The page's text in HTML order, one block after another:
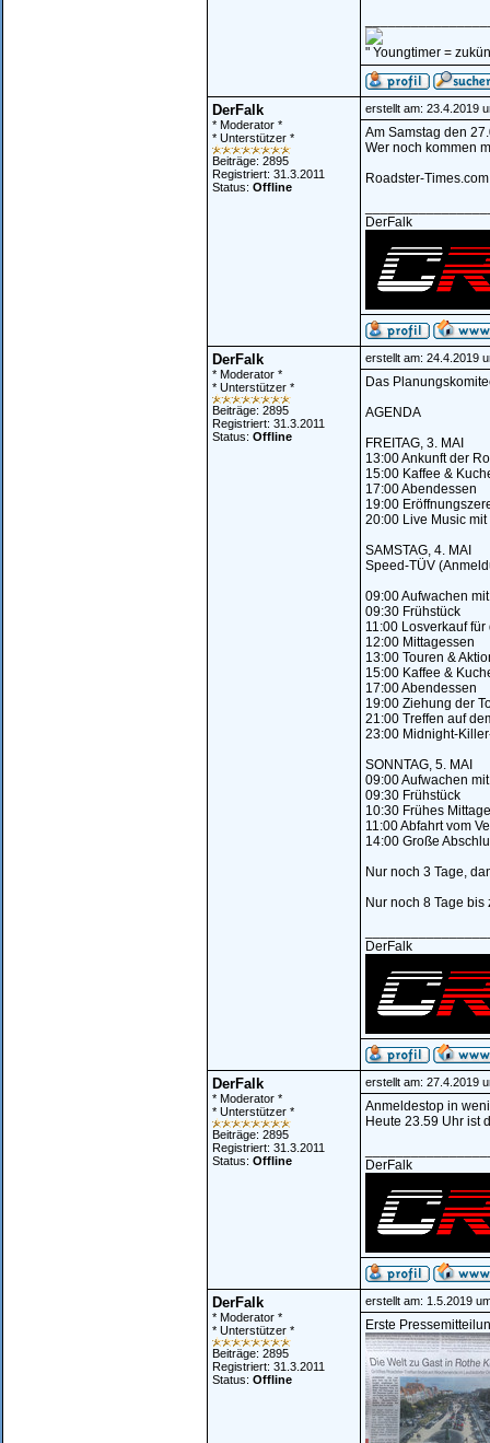
" Youngtimer =
DerFalk
* Moderator *
* Unterstützer *
Beiträge: 2895
Registriert: 31.3.2011
Status: Offline
erstellt am: 23.4.2019
Am Samstag den
Wer noch kommen
Roadster-Times.com
DerFalk
DerFalk
* Moderator *
* Unterstützer *
Beiträge: 2895
Registriert: 31.3.2011
Status: Offline
erstellt am: 24.4.2019
Das
AGENDA
FREITAG, 3. MAI
13:00 Ankunft der
15:00 Kaffee &
17:00 Abendessen
19:00
20:00 Live Music
SAMSTAG, 4. MAI
Speed-TÜV
09:00 Aufwachen
09:30 Frühstück
11:00 Losverkauf
12:00 Mittagessen
13:00 Touren &
15:00 Kaffee &
17:00 Abendessen
19:00 Ziehung der
21:00 Treffen auf
23:00 Midnight-
SONNTAG, 5. MAI
09:00 Aufwachen
09:30 Frühstück
10:30 Frühes
11:00 Abfahrt vom
14:00 Große
Nur noch 3 Tage,
Nur noch 8 Tage bis
DerFalk
DerFalk
* Moderator *
* Unterstützer *
Beiträge: 2895
Registriert: 31.3.2011
Status: Offline
erstellt am: 27.4.2019
Anmeldestop in
Heute 23.59 Uhr ist
DerFalk
DerFalk
* Moderator *
* Unterstützer *
Beiträge: 2895
Registriert: 31.3.2011
Status: Offline
erstellt am: 1.5.2019
Erste